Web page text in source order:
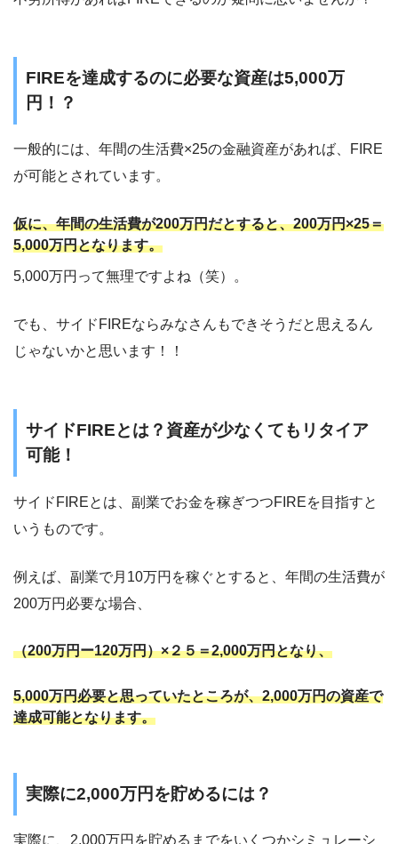
FIREを達成するのに必要な資産は5,000万
円！？
一般的には、年間の生活費×25の金融資産があれば、FIRE
が可能とされています。
仮に、年間の生活費が200万円だとすると、200万円×25＝
5,000万円となります。
5,000万円って無理ですよね（笑）。
でも、サイドFIREならみなさんもできそうだと思えるん
じゃないかと思います！！
サイドFIREとは？資産が少なくてもリタイア
可能！
サイドFIREとは、副業でお金を稼ぎつつFIREを目指すと
いうものです。
例えば、副業で月10万円を稼ぐとすると、年間の生活費が
200万円必要な場合、
（200万円ー120万円）×２５＝2,000万円となり、
5,000万円必要と思っていたところが、2,000万円の資産で
達成可能となります。
実際に2,000万円を貯めるには？
実際に、2,000万円を貯めるまでをいくつかシミュレーシ